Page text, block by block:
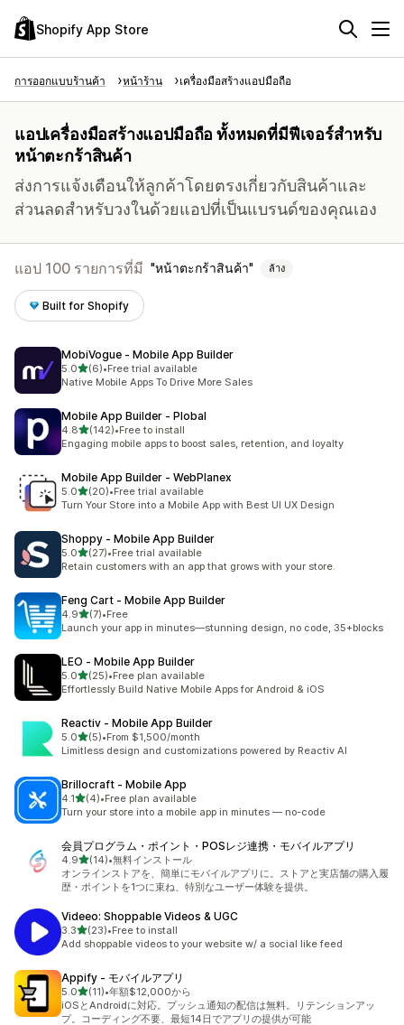
Shopify App Store
การออกแบบร้านค้า หน้าร้าน เครื่องมือสร้างแอปมือถือ
แอปเครื่องมือสร้างแอปมือถือ ทั้งหมดที่มีฟีเจอร์สำหรับ
หน้าตะกร้าสินค้า
ส่งการแจ้งเตือนให้ลูกค้าโดยตรงเกี่ยวกับสินค้าและ
ส่วนลดสำหรับวงในด้วยแอปที่เป็นแบรนด์ของคุณเอง
แอป 100 รายการที่มี หน้าตะกร้าสินค้า ล้าง
Built for Shopify
MobiVogue ‑ Mobile App Builder
5.0เต็ม 5 ดาว
(6)
ทั้งหมด 6 รีวิว
•Free trial available
Native Mobile Apps To Drive More Sales
Mobile App Builder ‑ Plobal
4.8เต็ม 5 ดาว
(142)
ทั้งหมด 142 รีวิว
•Free to install
Engaging mobile apps to boost sales, retention, and loyalty
Mobile App Builder ‑ WebPlanex
5.0เต็ม 5 ดาว
(20)
ทั้งหมด 20 รีวิว
•Free trial available
Turn Your Store into a Mobile App with Best UI UX Design
Shoppy ‑ Mobile App Builder
5.0เต็ม 5 ดาว
(27)
ทั้งหมด 27 รีวิว
•Free trial available
Retain customers with an app that grows with your store.
Feng Cart ‑ Mobile App Builder
4.9เต็ม 5 ดาว
(7)
ทั้งหมด 7 รีวิว
•Free
Launch your app in minutes—stunning design, no code, 35+blocks
LEO ‑ Mobile App Builder
5.0เต็ม 5 ดาว
(25)
ทั้งหมด 25 รีวิว
•Free plan available
Effortlessly Build Native Mobile Apps for Android & iOS
Reactiv ‑ Mobile App Builder
5.0เต็ม 5 ดาว
(5)
ทั้งหมด 5 รีวิว
•From $1,500/month
Limitless design and customizations powered by Reactiv AI
Brillocraft ‑ Mobile App
4.1เต็ม 5 ดาว
(4)
ทั้งหมด 4 รีวิว
•Free plan available
Turn your store into a mobile app in minutes — no-code
会員プログラム・ポイント・POSレジ連携・モバイルアプリ
4.9เต็ม 5 ดาว
(14)
ทั้งหมด 14 รีวิว
•無料インストール
オンラインストアを、簡単にモバイルアプリに。ストアと実店舗の購入履
歴・ポイントを1つに束ね、特別なユーザー体験を提供。
Videeo: Shoppable Videos & UGC
3.3เต็ม 5 ดาว
(23)
ทั้งหมด 23 รีวิว
•Free to install
Add shoppable videos to your website w/ a social like feed
Appify ‑ モバイルアプリ
5.0เต็ม 5 ดาว
(11)
ทั้งหมด 11 รีวิว
•年額$12,000から
iOSとAndroidに対応。プッシュ通知の配信は無料。リテンションアッ
プ。コーディング不要、最短14日でアプリの提供が可能